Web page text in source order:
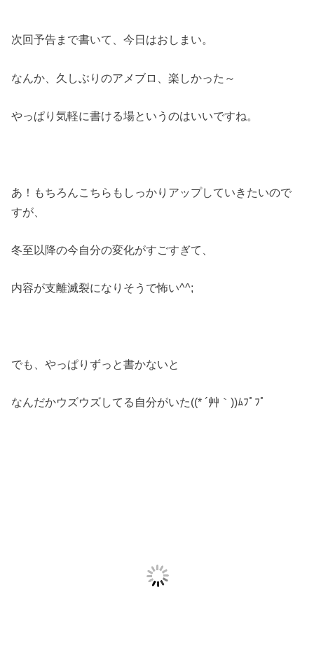
次回予告まで書いて、今日はおしまい。
なんか、久しぶりのアメブロ、楽しかった～
やっぱり気軽に書ける場というのはいいですね。
あ！もちろんこちらもしっかりアップしていきたいので
すが、
冬至以降の今自分の変化がすごすぎて、
内容が支離滅裂になりそうで怖い^^;
でも、やっぱりずっと書かないと
なんだかウズウズしてる自分がいた((* ´艸｀))ﾑﾌﾟﾌﾟ